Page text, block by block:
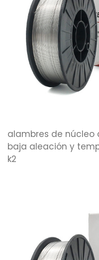
alambres de
baja aleación y
k2